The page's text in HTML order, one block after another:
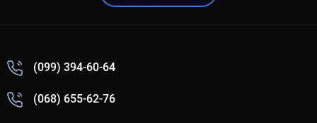
(099) 394-60-64
(068) 655-62-76